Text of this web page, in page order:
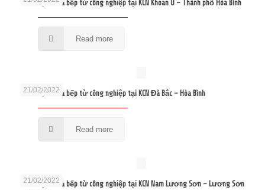
Sửa bếp từ và bếp từ công nghiệp tại KCN Khoan U – Thành phố Hòa Bình
Read more
21/02/2022
Sửa bếp từ và bếp từ công nghiệp tại KCN Đà Bắc – Hòa Bình
Read more
21/02/2022
Sửa bếp từ và bếp từ công nghiệp tại KCN Nam Lương Sơn – Lương Sơn